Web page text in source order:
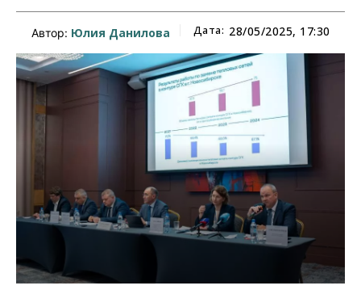
Автор: Юлия Данилова Дата: 28/05/2025, 17:30